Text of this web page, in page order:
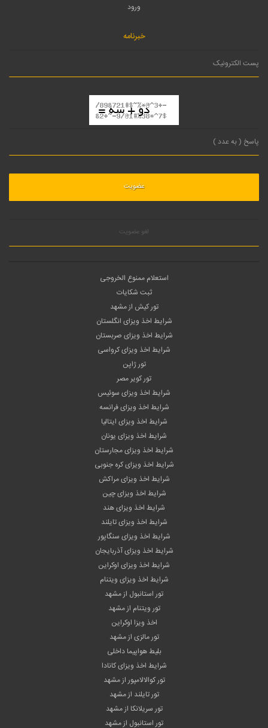
ورود
خبرنامه
لغو عضویت
استعلام ممنوع الخروجی
ثبت شکایات
تور کیش از مشهد
شرایط اخذ ویزای انگلستان
شرایط اخذ ویزای صربستان
شرایط اخذ ویزای کرواسی
تور ژاپن
تور کویر مصر
شرایط اخذ ویزای سوئیس
شرایط اخذ ویزای فرانسه
شرایط اخذ ویزای ایتالیا
شرایط اخذ ویزای یونان
شرایط اخذ ویزای مجارستان
شرایط اخذ ویزای کره جنوبی
شرایط اخذ ویزای مراکش
شرایط اخذ ویزای چین
شرایط اخذ ویزای هند
شرایط اخذ ویزای تایلند
شرایط اخذ ویزای سنگاپور
شرایط اخذ ویزای آذربایجان
شرایط اخذ ویزای اوکراین
شرایط اخذ ویزای ویتنام
تور استانبول از مشهد
تور ویتنام از مشهد
اخذ ویزا اوکراین
تور مالزی از مشهد
بلیط هواپیما داخلی
شرایط اخذ ویزای کانادا
تور کوالالامپور از مشهد
تور تایلند از مشهد
تور سریلانکا از مشهد
تور استانبول از مشهد